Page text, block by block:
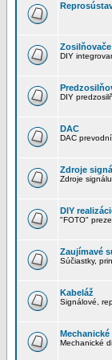
Zosilňovače
DIY
DIY
DAC
DAC
Zdroje
Zdroje signálu
DIY
"FOTO"
Zaujímavé
Súčiastky,
Kabeláž
Signálové,
Mechanické